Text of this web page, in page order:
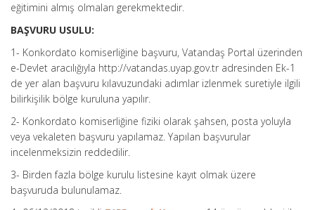
eğitimini almış olmaları gerekmektedir.
BAŞVURU USULU:
1- Konkordato komiserliğine başvuru, Vatandaş Portal üzerinden
e-Devlet aracılığıyla http://vatandas.uyap.gov.tr adresinden Ek-1
de yer alan başvuru kılavuzundaki adımlar izlenmek suretiyle ilgili
bilirkişilik bölge kuruluna yapılır.
2- Konkordato komiserliğine fiziki olarak şahsen, posta yoluyla
veya vekaleten başvuru yapılamaz. Yapılan başvurular
incelenmeksizin reddedilir.
3- Birden fazla bölge kurulu listesine kayıt olmak üzere
başvuruda bulunulamaz.